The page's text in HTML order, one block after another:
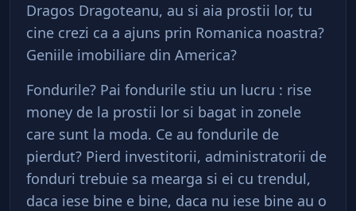
Dragos Dragoteanu, au si aia prostii lor, tu
cine crezi ca a ajuns prin Romanica noastra?
Geniile imobiliare din America?
Fondurile? Pai fondurile stiu un lucru : rise
money de la prostii lor si bagat in zonele
care sunt la moda. Ce au fondurile de
pierdut? Pierd investitorii, administratorii de
fonduri trebuie sa mearga si ei cu trendul,
daca iese bine e bine, daca nu iese bine au o